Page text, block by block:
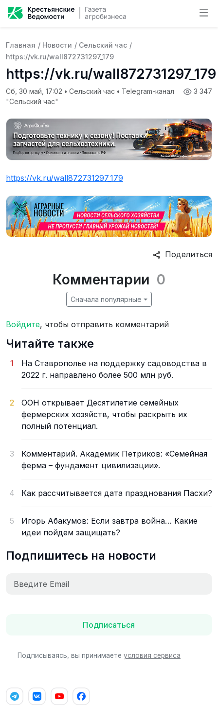
Главная / Новости / Сельский час /
https://vk.ru/wall872731297_179
https://vk.ru/wall872731297_179
3 347
Сб, 30 май, 17:02 • Сельский час • Telegram-канал
"Сельский час"
https://vk.ru/wall872731297_179
Поделиться
Комментарии 0
Сначала популярные
Войдите, чтобы отправить комментарий
Читайте также
1
На Ставрополье на поддержку садоводства в
2022 г. направлено более 500 млн руб.
2
ООН открывает Десятилетие семейных
фермерских хозяйств, чтобы раскрыть их
полный потенциал.
3
Комментарий. Академик Петриков: «Семейная
ферма – фундамент цивилизации».
4 Как рассчитывается дата празднования Пасхи?
5
Игорь Абакумов: Если завтра война… Какие
идеи пойдем защищать?
Подпишитесь на новости
Подписаться
Подписываясь, вы принимаете условия сервиса